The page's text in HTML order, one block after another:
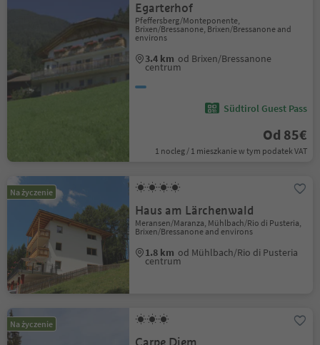
Egarterhof
Pfeffersberg/Monteponente,
Brixen/Bressanone, Brixen/Bressanone and
environs
3.4 km od Brixen/Bressanone
centrum
Südtirol Guest Pass
Od 85€
1 nocleg / 1 mieszkanie w tym podatek VAT
Na życzenie
Haus am Lärchenwald
Meransen/Maranza, Mühlbach/Rio di Pusteria,
Brixen/Bressanone and environs
1.8 km od Mühlbach/Rio di Pusteria
centrum
Na życzenie